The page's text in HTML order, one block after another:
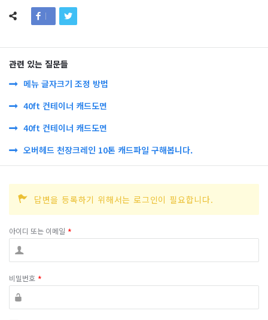
관련 있는 질문들
메뉴 글자크기 조정 방법
40ft 컨테이너 캐드도면
40ft 컨테이너 캐드도면
오버헤드 천장크레인 10톤 캐드파일 구해봅니다.
답변을 등록하기 위해서는 로그인이 필요합니다.
아이디 또는 이메일 *
비밀번호 *